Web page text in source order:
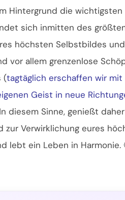
Hintergrund die
sich inmitten des
höchsten Selbstbildes
vor allem grenzenlose
(tagtäglich erschaffen wir
Geist in neue
diesem Sinne, genießt
Verwirklichung eures
lebt ein Leben in Harmonie.